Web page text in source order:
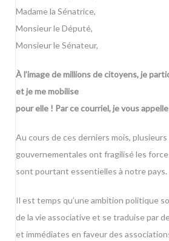
Madame la Sénatrice,
Monsieur le Député,
Monsieur le Sénateur,
À l’image de millions de citoyens, je
et je me mobilise
pour elle ! Par ce courriel, je vous
Au cours de ces derniers mois,
gouvernementales ont fragilisé les
sont pourtant essentielles à notre pays.
Il est temps qu’une ambition politique
de la vie associative et se traduise par
et immédiates en faveur des